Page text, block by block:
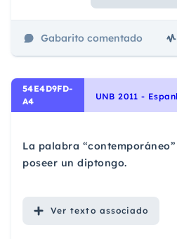
Gabarito comentado
54E4D9FD-
A4
La palabra
poseer un diptongo.
Ver texto associado